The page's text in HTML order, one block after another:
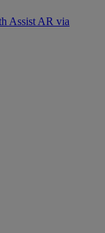
Assist AR via